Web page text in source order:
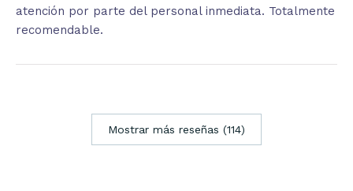
atención por parte del personal inmediata. Totalmente
recomendable.
Mostrar más reseñas (114)